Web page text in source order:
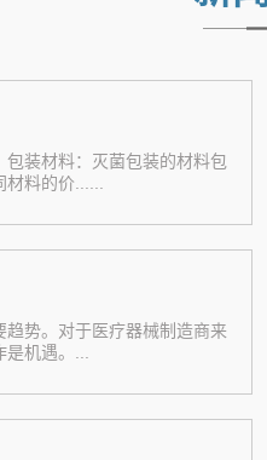
装材料：灭菌包装的材料包
料的价......
势。对于医疗器械制造商来
机遇。...